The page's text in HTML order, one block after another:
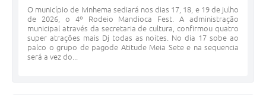
O município de Ivinhema sediará nos dias 17, 18, e 19 de julho
de 2026, o 4º Rodeio Mandioca Fest. A administração
municipal através da secretaria de cultura, confirmou quatro
super atrações mais Dj todas as noites. No dia 17 sobe ao
palco o grupo de pagode Atitude Meia Sete e na sequencia
será a vez do...